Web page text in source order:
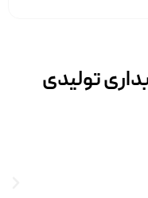
تولیدی